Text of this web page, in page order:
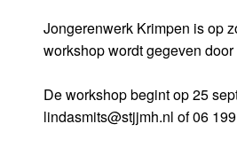
Jongerenwerk Krimpen is op
workshop wordt gegeven
De workshop begint op 25
lindasmits@stjjmh.nl of 06